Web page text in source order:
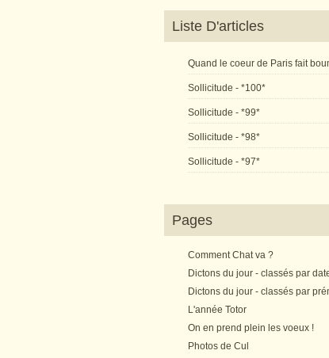
Liste D'articles
Quand le coeur de Paris fait
Sollicitude - *100*
Sollicitude - *99*
Sollicitude - *98*
Sollicitude - *97*
Pages
Comment Chat va ?
Dictons du jour - classés par
Dictons du jour - classés par
L'année Totor
On en prend plein les voeux !
Photos de Cul